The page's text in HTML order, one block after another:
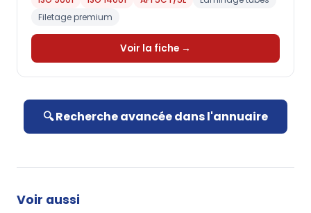
Filetage premium
Voir la fiche →
🔍 Recherche avancée dans l'annuaire
Voir aussi